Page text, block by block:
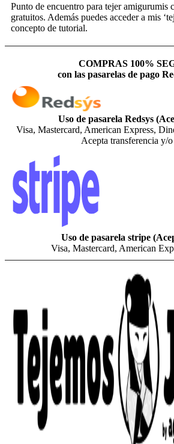
Punto de encuentro para tejer amigurumis
gratuitos. Además puedes acceder a mis
concepto de tutorial.
COMPRAS 100%
con las pasarelas de pago
Uso de pasarela Redsys
Visa, Mastercard, American Express,
Acepta transferencia y/
Uso de pasarela stripe
Visa, Mastercard, American